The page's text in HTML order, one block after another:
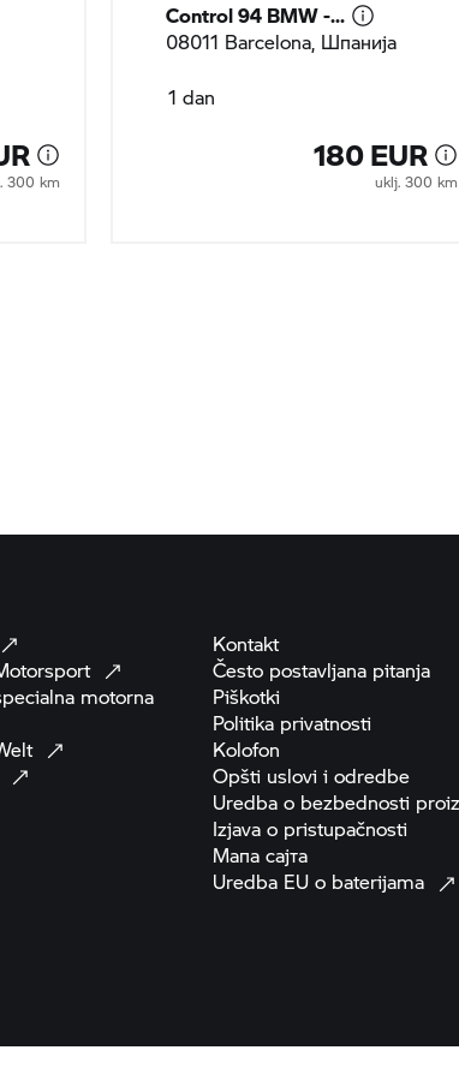
300 km
Control 94 BMW -...
08011 Barcelona, Шпанија
1 dan
180 EUR
uklj. 300 km
motorna
Kontakt
Često postavljana pitanja
Piškotki
Politika privatnosti
Kolofon
Opšti uslovi i odredbe
Uredba o bezbednosti
Izjava o pristupačnosti
Мапа сајта
Uredba EU o baterijama